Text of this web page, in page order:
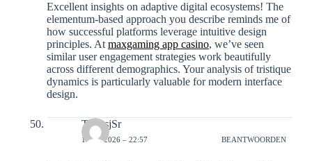
Excellent insights on adaptive digital ecosystems! The
elementum-based approach you describe reminds me of
how successful platforms leverage intuitive design
principles. At maxgaming app casino, we’ve seen
similar user engagement strategies work beautifully
across different demographics. Your analysis of tristique
dynamics is particularly valuable for modern interface
design.
The_sjSr
12-01-2026 – 22:57 BEANTWOORDEN